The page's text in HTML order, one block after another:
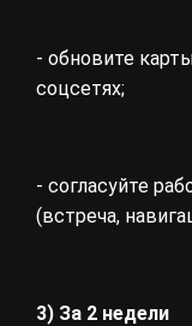
- обновите
соцсетях;
- согласуйте
(встреча,
3) За 2 недели